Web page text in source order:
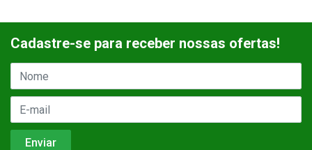
Cadastre-se para receber nossas ofertas!